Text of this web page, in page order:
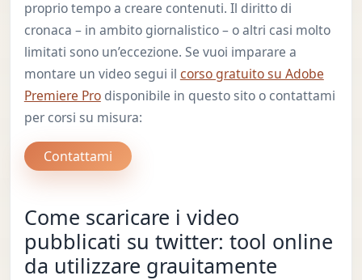
proprio tempo a creare contenuti. Il diritto di
cronaca – in ambito giornalistico – o altri casi molto
limitati sono un’eccezione. Se vuoi imparare a
montare un video segui il corso gratuito su Adobe
Premiere Prodisponibile in questo sito o contattami
per corsi su misura:
Contattami
Come scaricare i video
pubblicati su twitter: tool online
da utilizzare grauitamente